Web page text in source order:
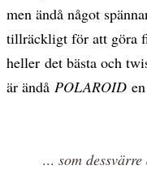
men ändå något
tillräckligt för att göra
heller det bästa och
är ändå POLAROID
... som